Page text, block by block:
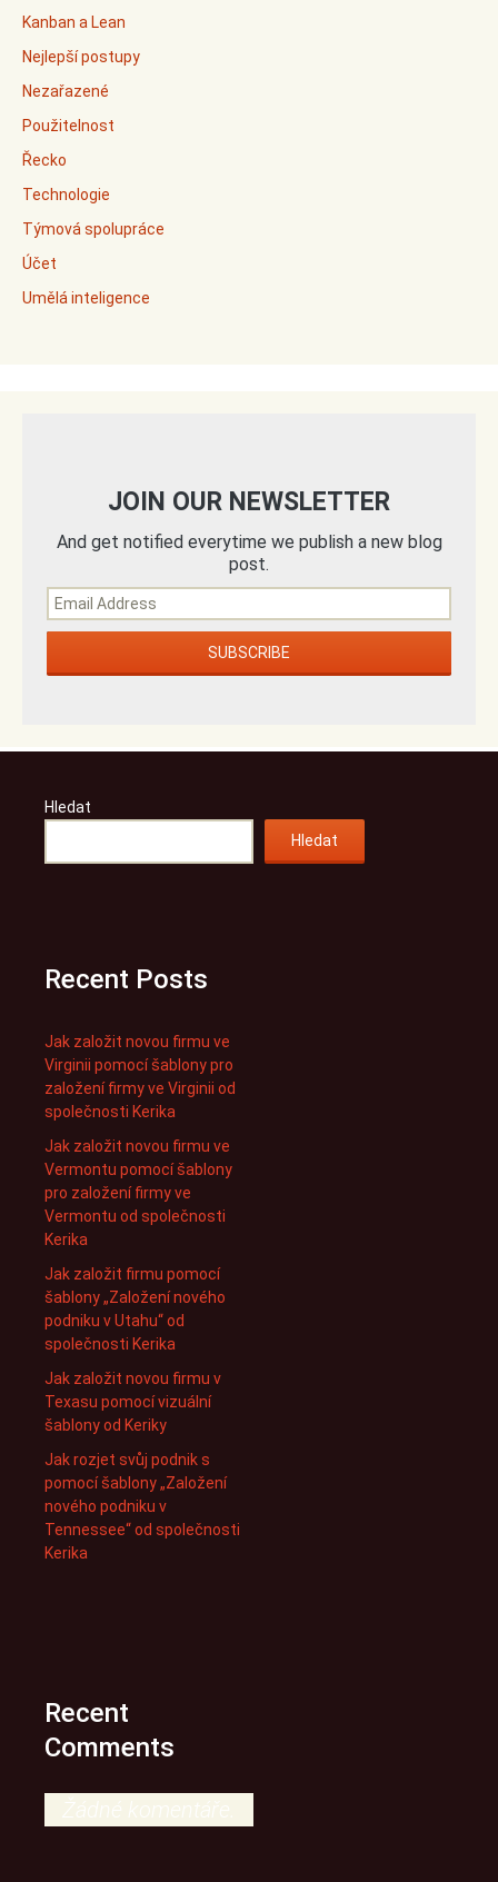
Kanban a Lean
Nejlepší postupy
Nezařazené
Použitelnost
Řecko
Technologie
Týmová spolupráce
Účet
Umělá inteligence
JOIN OUR NEWSLETTER
And get notified everytime we publish a new blog
post.
Hledat
Hledat
Recent Posts
Jak založit novou firmu ve
Virginii pomocí šablony pro
založení firmy ve Virginii od
společnosti Kerika
Jak založit novou firmu ve
Vermontu pomocí šablony
pro založení firmy ve
Vermontu od společnosti
Kerika
Jak založit firmu pomocí
šablony „Založení nového
podniku v Utahu“ od
společnosti Kerika
Jak založit novou firmu v
Texasu pomocí vizuální
šablony od Keriky
Jak rozjet svůj podnik s
pomocí šablony „Založení
nového podniku v
Tennessee“ od společnosti
Kerika
Recent
Comments
Žádné komentáře.